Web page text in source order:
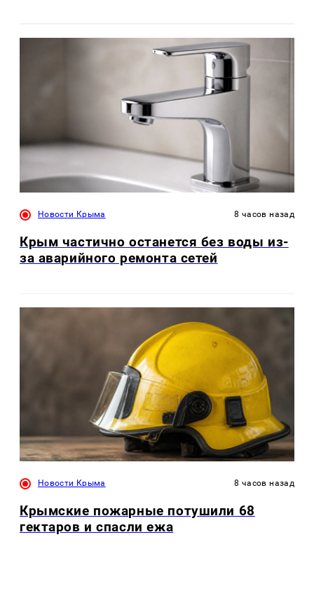
Новости Крыма 8 часов назад
Крым частично останется без воды из-
за аварийного ремонта сетей
Новости Крыма 8 часов назад
Крымские пожарные потушили 68
гектаров и спасли ежа